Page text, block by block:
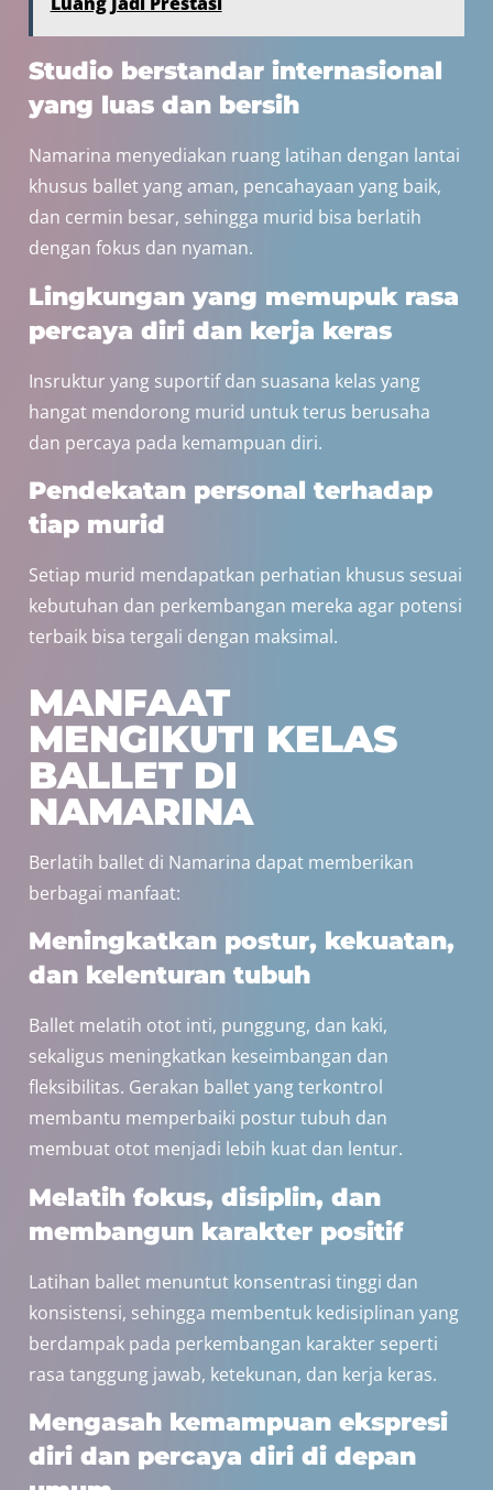
Studio berstandar internasional
yang luas dan bersih
Namarina menyediakan ruang latihan dengan lantai
khusus ballet yang aman, pencahayaan yang baik,
dan cermin besar, sehingga murid bisa berlatih
dengan fokus dan nyaman.
Lingkungan yang memupuk rasa
percaya diri dan kerja keras
Insruktur yang suportif dan suasana kelas yang
hangat mendorong murid untuk terus berusaha
dan percaya pada kemampuan diri.
Pendekatan personal terhadap
tiap murid
Setiap murid mendapatkan perhatian khusus sesuai
kebutuhan dan perkembangan mereka agar potensi
terbaik bisa tergali dengan maksimal.
MANFAAT
MENGIKUTI KELAS
BALLET DI
NAMARINA
Berlatih ballet di Namarina dapat memberikan
berbagai manfaat:
Meningkatkan postur, kekuatan,
dan kelenturan tubuh
Ballet melatih otot inti, punggung, dan kaki,
sekaligus meningkatkan keseimbangan dan
fleksibilitas. Gerakan ballet yang terkontrol
membantu memperbaiki postur tubuh dan
membuat otot menjadi lebih kuat dan lentur.
Melatih fokus, disiplin, dan
membangun karakter positif
Latihan ballet menuntut konsentrasi tinggi dan
konsistensi, sehingga membentuk kedisiplinan yang
berdampak pada perkembangan karakter seperti
rasa tanggung jawab, ketekunan, dan kerja keras.
Mengasah kemampuan ekspresi
diri dan percaya diri di depan